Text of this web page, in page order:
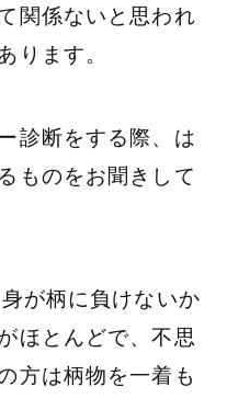
関係ないと思われ
ります。
診断をする際、は
ものをお聞きして
が柄に負けないか
ほとんどで、不思
方は柄物を一着も